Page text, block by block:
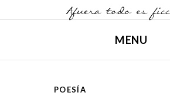
FRANK PINEDA
Poesía, cuento y reflexiones,
MENU
POESÍA